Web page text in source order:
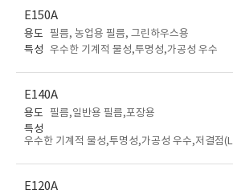
E150A
용도 필름, 농업용 필름, 그린하우스용
특성 우수한 기계적 물성,투명성,가공성 우수
E140A
용도 필름,일반용 필름,포장용
특성
우수한 기계적 물성,투명성,가공성 우수,저결점
E120A